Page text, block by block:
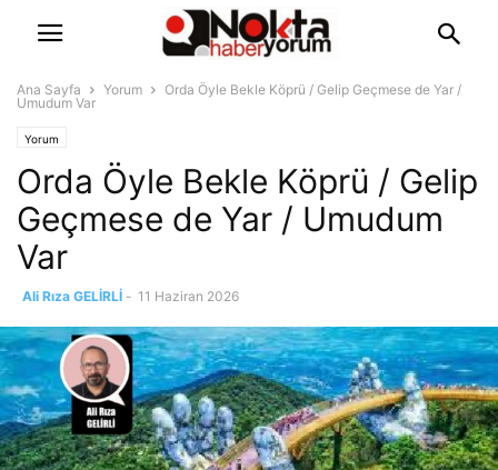
Ana Sayfa Yorum
Orda Öyle Bekle Köprü / Gelip Geçmese de Yar /
Umudum Var
Yorum
Orda Öyle Bekle Köprü / Gelip
Geçmese de Yar / Umudum
Var
Ali Rıza GELİRLİ - 11 Haziran 2026